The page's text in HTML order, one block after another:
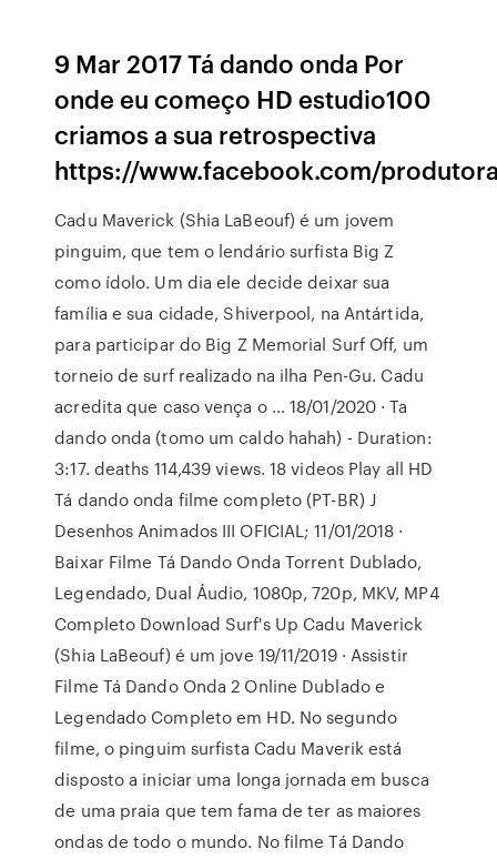
9 Mar 2017 Tá dando onda Por
onde eu começo HD estudio100
criamos a sua retrospectiva
https://www.facebook.com/
Cadu Maverick (Shia LaBeouf) é um jovem
pinguim, que tem o lendário surfista Big Z
como ídolo. Um dia ele decide deixar sua
família e sua cidade, Shiverpool, na Antártida,
para participar do Big Z Memorial Surf Off, um
torneio de surf realizado na ilha Pen-Gu. Cadu
acredita que caso vença o … 18/01/2020 · Ta
dando onda (tomo um caldo hahah) - Duration:
3:17. deaths 114,439 views. 18 videos Play all HD
Tá dando onda filme completo (PT-BR) J
Desenhos Animados III OFICIAL; 11/01/2018 ·
Baixar Filme Tá Dando Onda Torrent Dublado,
Legendado, Dual Áudio, 1080p, 720p, MKV, MP4
Completo Download Surf's Up Cadu Maverick
(Shia LaBeouf) é um jove 19/11/2019 · Assistir
Filme Tá Dando Onda 2 Online Dublado e
Legendado Completo em HD. No segundo
filme, o pinguim surfista Cadu Maverik está
disposto a iniciar uma longa jornada em busca
de uma praia que tem fama de ter as maiores
ondas de todo o mundo. No filme Tá Dando